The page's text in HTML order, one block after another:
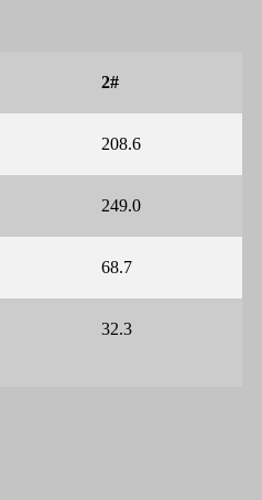
2#
208.6
249.0
68.7
32.3